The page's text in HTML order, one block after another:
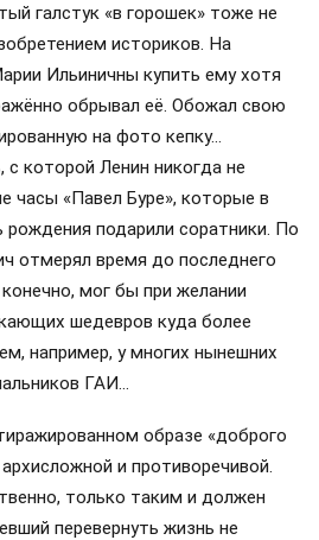
галстук «в горошек» тоже не
историков. На
Ильиничны купить ему хотя
обрывал её. Обожал свою
на фото кепку…
с которой Ленин никогда не
часы «Павел Буре», которые в
подарили соратники. По
отмерял время до последнего
мог бы при желании
шедевров куда более
например, у многих нынешних
ГАИ…
образе «доброго
и противоречивой.
только таким и должен
перевернуть жизнь не